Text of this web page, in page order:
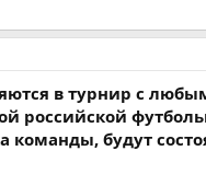
в турнир с
российской
команды, будут